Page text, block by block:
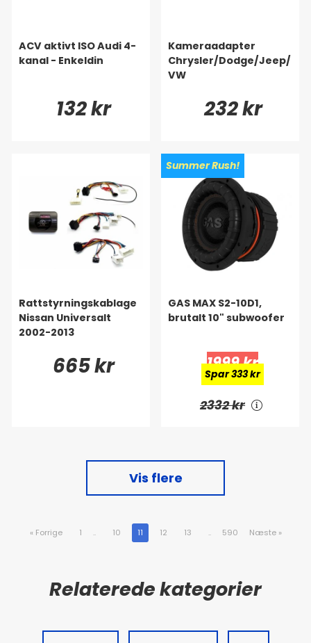
ACV aktivt ISO Audi 4-
kanal - Enkeldin
132 kr
Kameraadapter
Chrysler/Dodge/Jeep/
VW
232 kr
Rattstyrningskablage
Nissan Universalt
2002-2013
665 kr
Summer Rush!
GAS MAX S2-10D1,
brutalt 10" subwoofer
1999 kr
Spar 333 kr
2332 kr
Vis flere
« Forrige 1 .. 10 11 12 13 .. 590 Næste »